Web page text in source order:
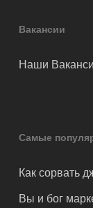
Вакансии
Наши
Самые
Как сорвать
Вы и бог